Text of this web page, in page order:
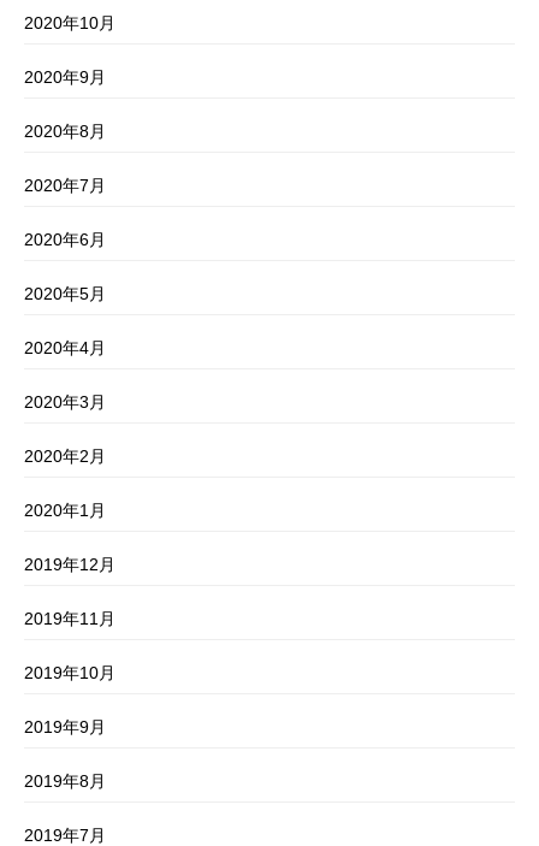
2020年10月
2020年9月
2020年8月
2020年7月
2020年6月
2020年5月
2020年4月
2020年3月
2020年2月
2020年1月
2019年12月
2019年11月
2019年10月
2019年9月
2019年8月
2019年7月